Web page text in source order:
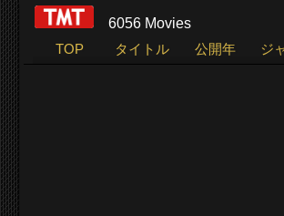
6056 Movies
TOP
タイトル 公開年 ジ